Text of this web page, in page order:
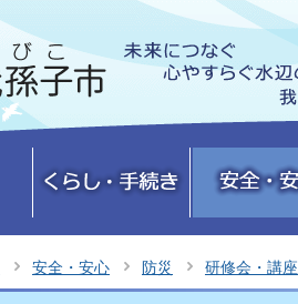
安全・安心 防災 研修会・講座